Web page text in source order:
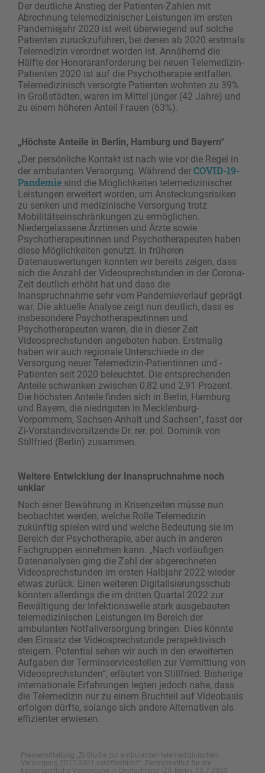
Der deutliche Anstieg der Patienten-Zahlen mit
Abrechnung telemedizinischer Leistungen im ersten
Pandemiejahr 2020 ist weit überwiegend auf solche
Patienten zurückzuführen, bei denen ab 2020 erstmals
Telemedizin verordnet worden ist. Annähernd die
Hälfte der Honoraranforderung bei neuen Telemedizin-
Patienten 2020 ist auf die Psychotherapie entfallen.
Telemedizinisch versorgte Patienten wohnten zu 39%
in Großstädten, waren im Mittel jünger (42 Jahre) und
zu einem höheren Anteil Frauen (63%).
„Höchste Anteile in Berlin, Hamburg und Bayern“
„Der persönliche Kontakt ist nach wie vor die Regel in
der ambulanten Versorgung. Während der COVID-19-
Pandemie sind die Möglichkeiten telemedizinischer
Leistungen erweitert worden, um Ansteckungsrisiken
zu senken und medizinische Versorgung trotz
Mobilitätseinschränkungen zu ermöglichen.
Niedergelassene Ärztinnen und Ärzte sowie
Psychotherapeutinnen und Psychotherapeuten haben
diese Möglichkeiten genutzt. In früheren
Datenauswertungen konnten wir bereits zeigen, dass
sich die Anzahl der Videosprechstunden in der Corona-
Zeit deutlich erhöht hat und dass die
Inanspruchnahme sehr vom Pandemieverlauf geprägt
war. Die aktuelle Analyse zeigt nun deutlich, dass es
insbesondere Psychotherapeutinnen und
Psychotherapeuten waren, die in dieser Zeit
Videosprechstunden angeboten haben. Erstmalig
haben wir auch regionale Unterschiede in der
Versorgung neuer Telemedizin-Patientinnen und -
Patienten seit 2020 beleuchtet. Die entsprechenden
Anteile schwanken zwischen 0,82 und 2,91 Prozent.
Die höchsten Anteile finden sich in Berlin, Hamburg
und Bayern, die niedrigsten in Mecklenburg-
Vorpommern, Sachsen-Anhalt und Sachsen“, fasst der
Zi-Vorstandsvorsitzende Dr. rer. pol. Dominik von
Stillfried (Berlin) zusammen.
Weitere Entwicklung der Inanspruchnahme noch
unklar
Nach einer Bewährung in Krisenzeiten müsse nun
beobachtet werden, welche Rolle Telemedizin
zukünftig spielen wird und welche Bedeutung sie im
Bereich der Psychotherapie, aber auch in anderen
Fachgruppen einnehmen kann. „Nach vorläufigen
Datenanalysen ging die Zahl der abgerechneten
Videosprechstunden im ersten Halbjahr 2022 wieder
etwas zurück. Einen weiteren Digitalisierungsschub
könnten allerdings die im dritten Quartal 2022 zur
Bewältigung der Infektionswelle stark ausgebauten
telemedizinischen Leistungen im Bereich der
ambulanten Notfallversorgung bringen. Dies könnte
den Einsatz der Videosprechstunde perspektivisch
steigern. Potential sehen wir auch in den erweiterten
Aufgaben der Terminservicestellen zur Vermittlung von
Videosprechstunden“, erläutert von Stillfried. Bisherige
internationale Erfahrungen legten jedoch nahe, dass
die Telemedizin nur zu einem Bruchteil auf Videobasis
erfolgen dürfte, solange sich andere Alternativen als
effizienter erwiesen.
Pressemitteilung „Zi-Studie zur ambulanten telemedizinischen
Versorgung 2017-2021 veröffentlicht“. Zentralinstitut für die
kassenärztliche Versorgung in Deutschland (Zi), Berlin, 13.7.2023